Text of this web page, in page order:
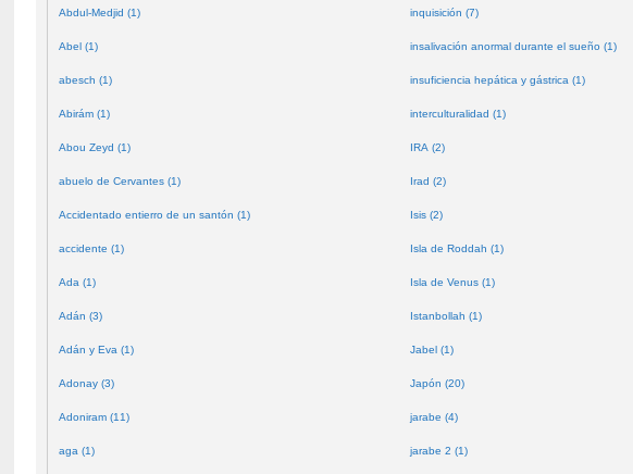
Abdul-Medjid (1)
Abel (1)
abesch (1)
Abirám (1)
Abou Zeyd (1)
abuelo de Cervantes (1)
Accidentado entierro de un santón (1)
accidente (1)
Ada (1)
Adán (3)
Adán y Eva (1)
Adonay (3)
Adoniram (11)
aga (1)
inquisición (7)
insalivación anormal durante el sueño (1)
insuficiencia hepática y gástrica (1)
interculturalidad (1)
IRA (2)
Irad (2)
Isis (2)
Isla de Roddah (1)
Isla de Venus (1)
Istanbollah (1)
Jabel (1)
Japón (20)
jarabe (4)
jarabe 2 (1)